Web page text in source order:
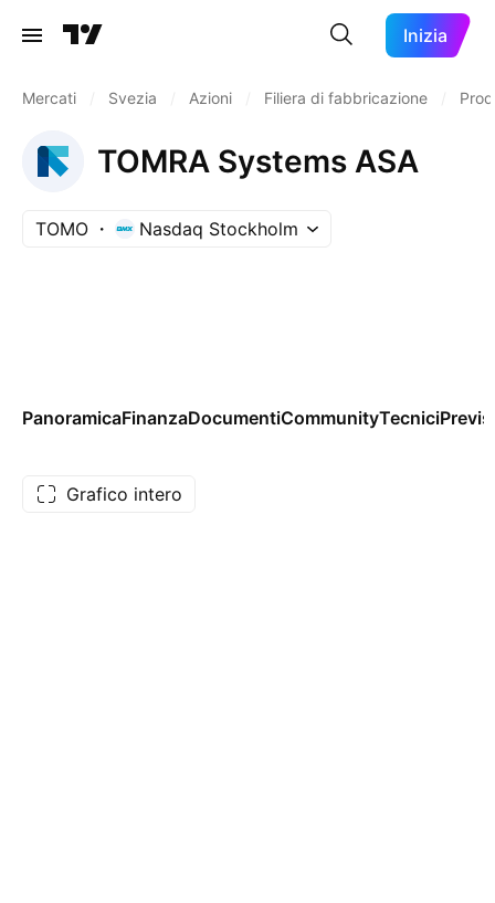
Inizia
Mercati Svezia Azioni Filiera di fabbricazione
TOMRA Systems ASA
TOMO Nasdaq Stockholm
PanoramicaFinanzaDocumentiCommunityTecnici
Grafico intero